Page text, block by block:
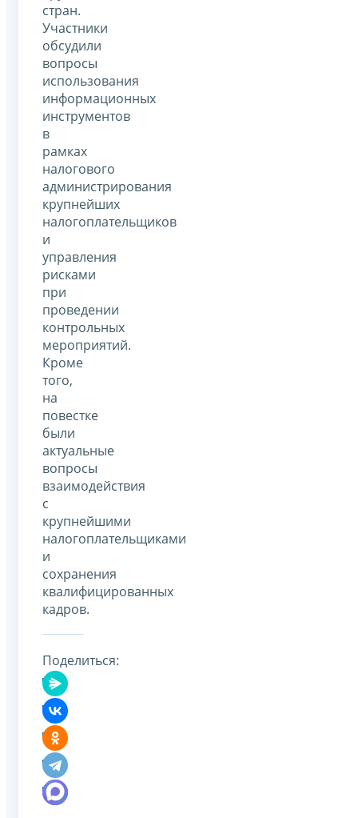
стран.
Участники
обсудили
вопросы
использования
информационных
инструментов
в
рамках
налогового
администрирования
крупнейших
налогоплательщиков
и
управления
рисками
при
проведении
контрольных
мероприятий.
Кроме
того,
на
повестке
были
актуальные
вопросы
взаимодействия
с
крупнейшими
налогоплательщиками
и
сохранения
квалифицированных
кадров.
Поделиться: